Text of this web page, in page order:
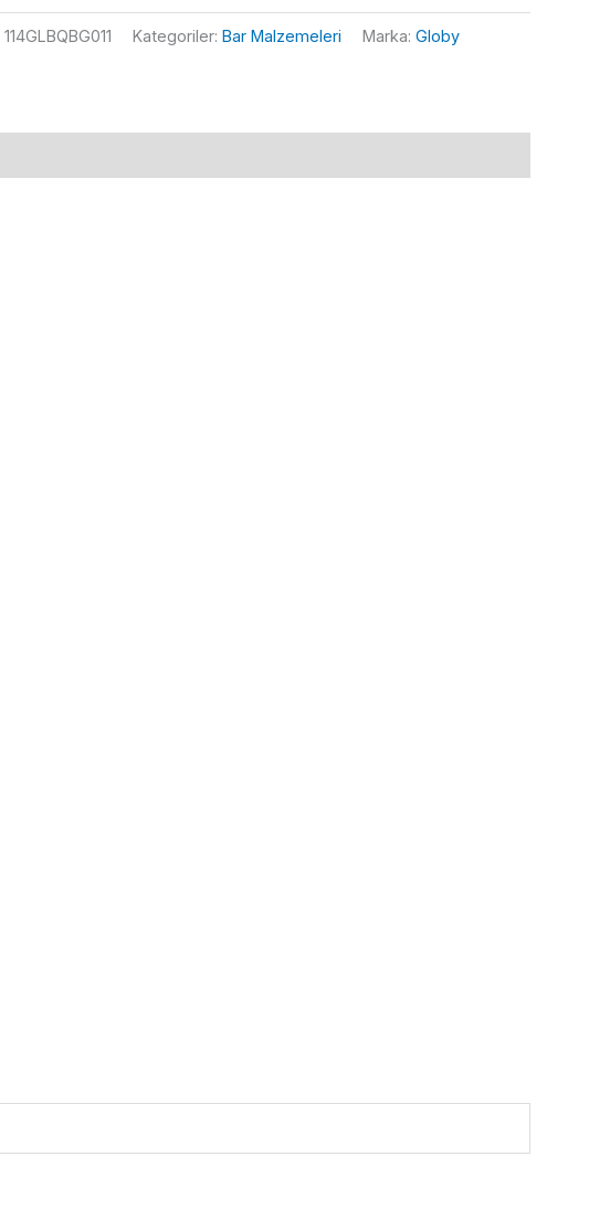
114GLBQBG011 Kategoriler: Bar Malzemeleri Marka: Globy